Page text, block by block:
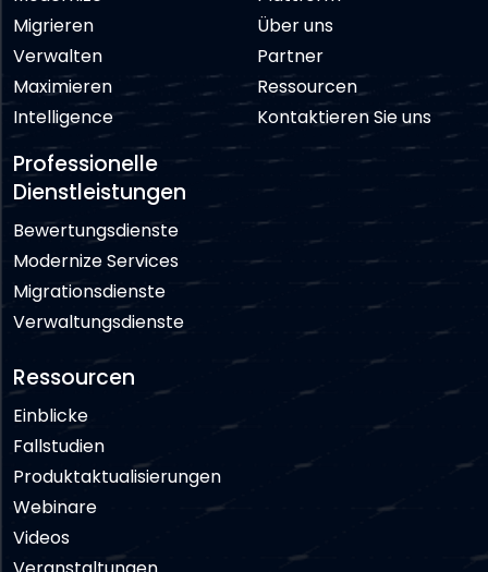
Migrieren
Verwalten
Maximieren
Intelligence
Professionelle
Dienstleistungen
Bewertungsdienste
Modernize Services
Migrationsdienste
Verwaltungsdienste
Über uns
Partner
Ressourcen
Kontaktieren Sie uns
Ressourcen
Einblicke
Fallstudien
Produktaktualisierungen
Webinare
Videos